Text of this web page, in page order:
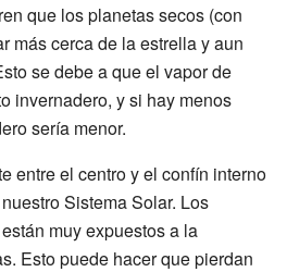
que los planetas secos (con
más cerca de la estrella y aun
se debe a que el vapor de
invernadero, y si hay menos
sería menor.
entre el centro y el confín interno
Sistema Solar. Los
muy expuestos a la
Esto puede hacer que pierdan